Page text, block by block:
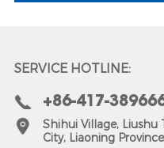
SERVICE HOTLINE:
+86-417-
Shihui Village, Liushu
City, Liaoning